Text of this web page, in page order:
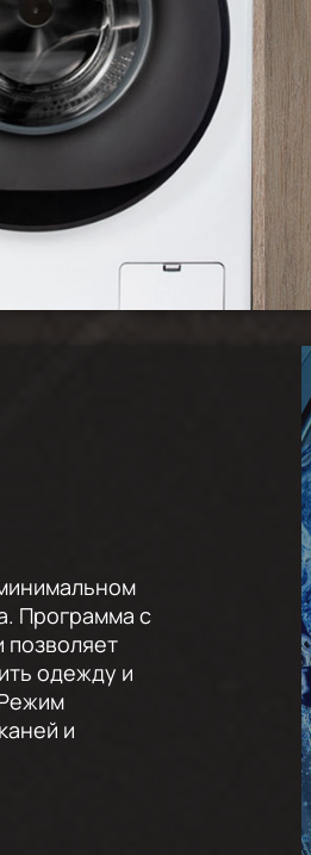
Программа с
позволяет
одежду и
и